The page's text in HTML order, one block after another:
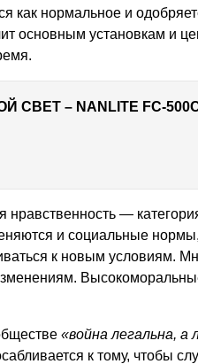
как нормальное и
основным установкам и
– NANLITE FC-
нравственность —
и социальные
к новым условиям.
«война легальна, а
к тому, чтобы